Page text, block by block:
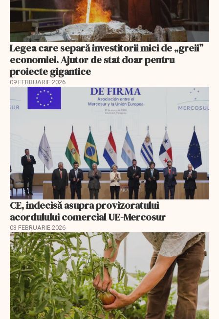
Legea care separă investitorii mici de „greii”
economiei. Ajutor de stat doar pentru
proiecte gigantice
09 FEBRUARIE 2026
CE, indecisă asupra provizoratului
acordulului comercial UE-Mercosur
03 FEBRUARIE 2026